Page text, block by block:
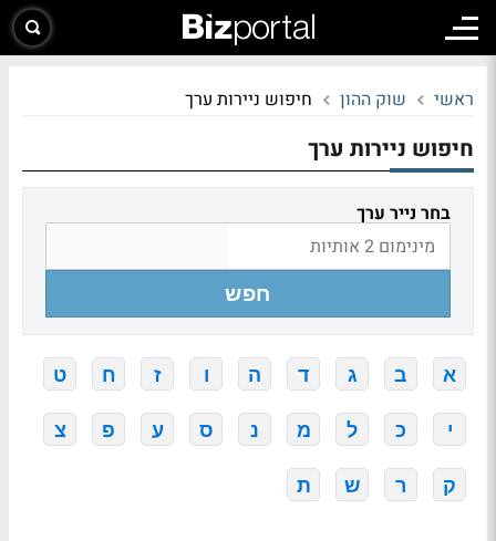
ראשי שוק ההון חיפוש ניירות ערך
חיפוש ניירות ערך
בחר נייר ערך
חפש
א ב ג ד ה ו ז ח ט
י כ ל מ נ ס ע פ צ
ק ר ש ת